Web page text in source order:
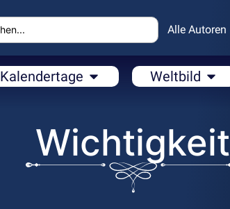
Alle Autoren
Kalendertage Weltbild
Wichtigkeit